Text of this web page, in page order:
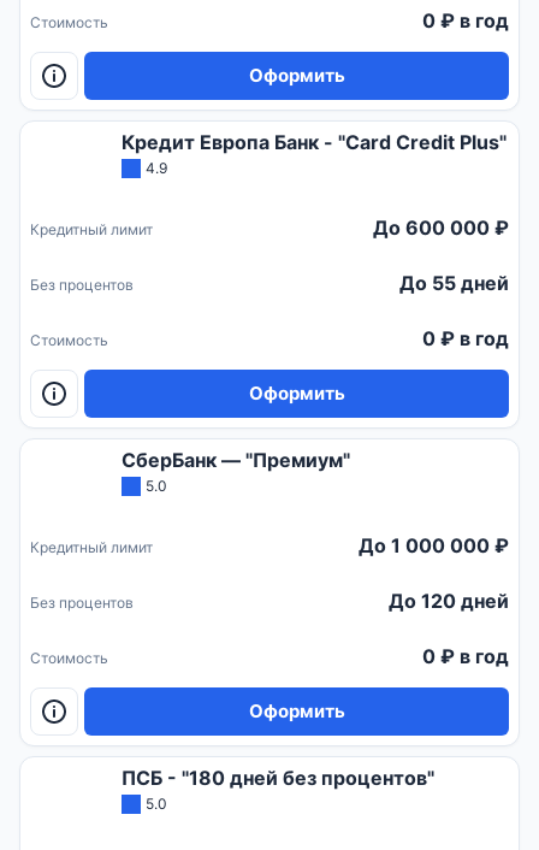
Стоимость 0 ₽ в год
Оформить
Кредит Европа Банк - "Card Credit Plus"
4.9
Кредитный лимит До 600 000 ₽
Без процентов До 55 дней
Стоимость 0 ₽ в год
Оформить
СберБанк — "Премиум"
5.0
Кредитный лимит До 1 000 000 ₽
Без процентов До 120 дней
Стоимость 0 ₽ в год
Оформить
ПСБ - "180 дней без процентов"
5.0